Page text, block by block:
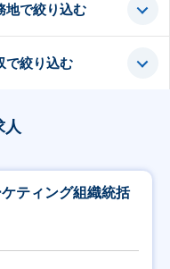
地で絞り込む
で絞り込む
人
ティング組織統括